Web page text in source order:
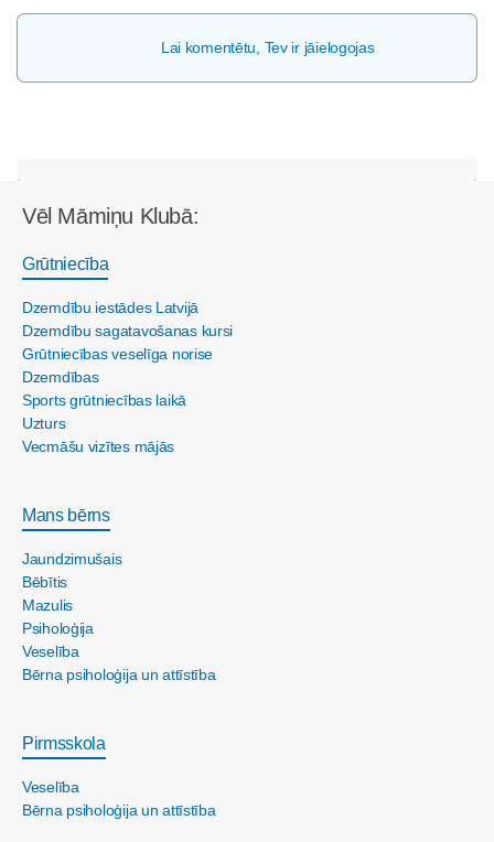
Lai komentētu, Tev ir jāielogojas
Vēl Māmiņu Klubā:
Grūtniecība
Dzemdību iestādes Latvijā
Dzemdību sagatavošanas kursi
Grūtniecības veselīga norise
Dzemdības
Sports grūtniecības laikā
Uzturs
Vecmāšu vizītes mājās
Mans bērns
Jaundzimušais
Bēbītis
Mazulis
Psiholoģija
Veselība
Bērna psiholoģija un attīstība
Pirmsskola
Veselība
Bērna psiholoģija un attīstība